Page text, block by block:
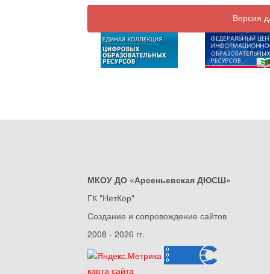
Версия
МКОУ ДО «Арсеньевская ДЮСШ»
ГК "НетКор"
Создание и сопровождение сайтов
2008 - 2026 гг.
карта сайта